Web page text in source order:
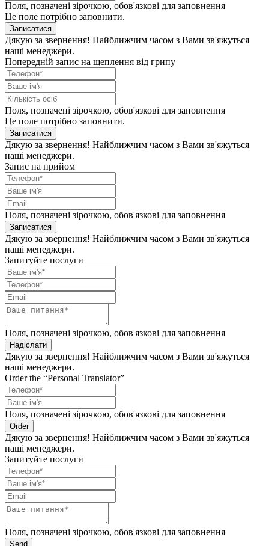
Поля, позначені зірочкою, обов'язкові для заповнення
Це поле потрібно заповнити.
Записатися
Дякую за звернення! Найближчим часом з Вами зв'яжуться
наші менеджери.
Попередній запис на щеплення від грипу
Поля, позначені зірочкою, обов'язкові для заповнення
Це поле потрібно заповнити.
Записатися
Дякую за звернення! Найближчим часом з Вами зв'яжуться
наші менеджери.
Запис на прийом
Поля, позначені зірочкою, обов'язкові для заповнення
Записатися
Дякую за звернення! Найближчим часом з Вами зв'яжуться
наші менеджери.
Запитуйте послуги
Поля, позначені зірочкою, обов'язкові для заповнення
Надіслати
Дякую за звернення! Найближчим часом з Вами зв'яжуться
наші менеджери.
Order the “Personal Translator”
Поля, позначені зірочкою, обов'язкові для заповнення
Order
Дякую за звернення! Найближчим часом з Вами зв'яжуться
наші менеджери.
Запитуйте послуги
Поля, позначені зірочкою, обов'язкові для заповнення
Send